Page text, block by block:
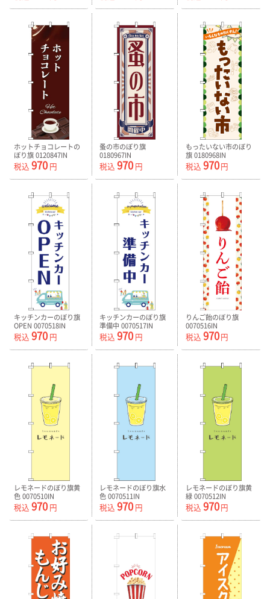
ホットチョコレートの
ぼり旗 0120847IN
税込 970 円
蚤の市のぼり旗
0180967IN
税込 970円
もったいない市のぼり
旗 0180968IN
税込 970円
キッチンカーのぼり旗
OPEN 0070518IN
税込 970 円
キッチンカーのぼり旗
準備中 0070517IN
税込 970円
りんご飴のぼり旗
0070516IN
税込 970円
レモネードのぼり旗黄
色 0070510IN
税込 970 円
レモネードのぼり旗水
色 0070511IN
税込 970円
レモネードのぼり旗黄
緑 0070512IN
税込 970円